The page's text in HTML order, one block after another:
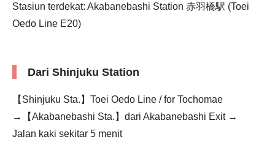
Stasiun terdekat: Akabanebashi Station 赤羽橋駅 (Toei
Oedo Line E20)
Dari Shinjuku Station
【Shinjuku Sta.】Toei Oedo Line / for Tochomae
→【Akabanebashi Sta.】dari Akabanebashi Exit →
Jalan kaki sekitar 5 menit